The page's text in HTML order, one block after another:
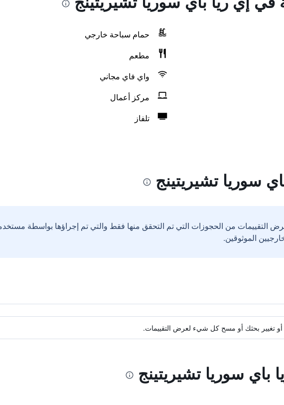
حمام سباحة خارجي
مطعم
واي فاي مجاني
مركز أعمال
تلفاز
سوريا تشيريتينج
التقييمات من الحجوزات التي تم التحقق منها فقط والتي تم إجراؤها بواسطة
أو تغيير بحثك أو مسح كل شيء لعرض التقييمات.
باي سوريا تشيريتينج